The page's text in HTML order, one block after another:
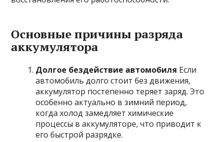
Основные причины разряда
аккумулятора
Долгое бездействие автомобиля Если
автомобиль долго стоит без движения,
аккумулятор постепенно теряет заряд. Это
особенно актуально в зимний период,
когда холод замедляет химические
процессы в аккумуляторе, что приводит к
его быстрой разрядке.